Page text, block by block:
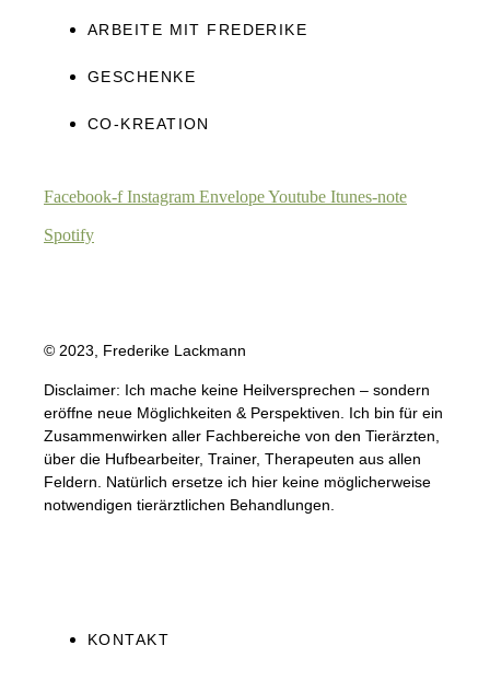
ARBEITE MIT FREDERIKE
GESCHENKE
CO-KREATION
Facebook-f Instagram EnvelopeYoutube Itunes-note
Spotify
© 2023, Frederike Lackmann
Disclaimer: Ich mache keine Heilversprechen – sondern
eröffne neue Möglichkeiten & Perspektiven. Ich bin für ein
Zusammenwirken aller Fachbereiche von den Tierärzten,
über die Hufbearbeiter, Trainer, Therapeuten aus allen
Feldern. Natürlich ersetze ich hier keine möglicherweise
notwendigen tierärztlichen Behandlungen.
KONTAKT